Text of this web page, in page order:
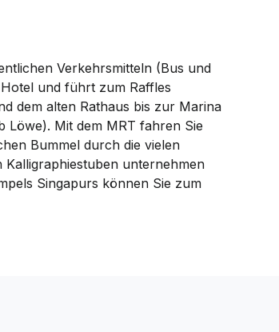
Verkehrsmitteln (Bus und
und führt zum Raffles
dem alten Rathaus bis zur Marina
Löwe). Mit dem MRT fahren Sie
Bummel durch die vielen
unternehmen
Singapurs können Sie zum